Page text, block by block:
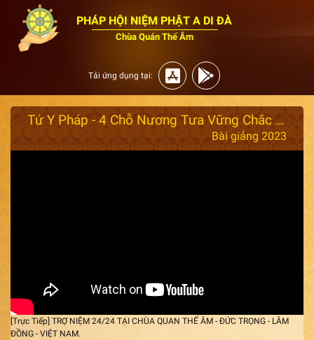
PHÁP HỘI NIỆM PHẬT A DI ĐÀ
Chùa Quán Thế Âm
Tải ứng dụng tại:
Tứ Y Pháp - 4 Chỗ Nương Tưa Vững Chắc Của Người Con Phật (Rất hay) 23 / 2023 - Thầy Thích Giác Nhàn
Bài giảng 2023
[Trực Tiếp] TRỢ NIỆM 24/24 TẠI CHÙA QUAN THẾ ÂM - ĐỨC TRỌNG - LÂM
ĐỒNG - VIỆT NAM.